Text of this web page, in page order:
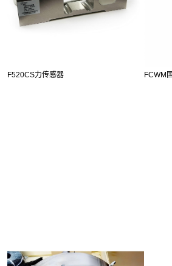
F520CS力传感器 FCWM